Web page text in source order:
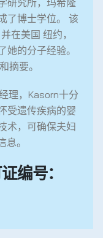
了博士学位。 该
在美国 纽约，
的分子经验。
摘要。
理，Kasorn十分
受遗传疾病的婴
术，可确保夫妇
。
编号：